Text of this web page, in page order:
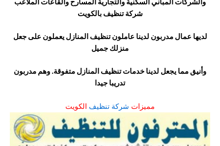
شركة تنظيف بالكويت
لديها عمال مدربون لدينا عاملون تنظيف المنازل يعملون على جعل
منزلك جميل
وأنيق مما يجعل لدينا خدمات تنظيف المنازل متفوقة. وهم مدربون
تدريبا جيدا
مميزات شركة تنظيف الكويت